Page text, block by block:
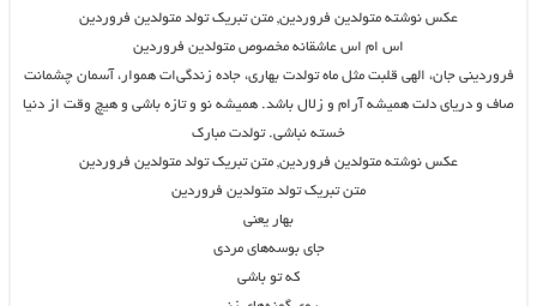
عکس نوشته متولدین فروردین, متن تبریک تولد متولدین فروردین
اس ام اس عاشقانه مخصوص متولدین فروردین
فروردینی جان، الهی قلبت مثل ماه تولدت بهاری، جاده زندگی‌ات هموار، آسمان چشمانت
صاف و دریای دلت همیشه آرام و زلال باشد. همیشه نو و تازه باشی و هیچ وقت از دنیا
خسته نباشی. تولدت مبارک
عکس نوشته متولدین فروردین, متن تبریک تولد متولدین فروردین
متن تبریک تولد متولدین فروردین
بهار یعنی
جای بوسه‌های‌ مردی
که تو باشی